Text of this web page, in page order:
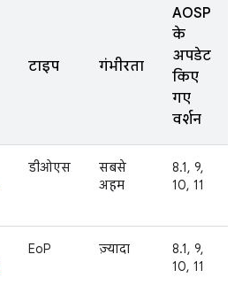
टाइप गंभीरता
AOSP
के
अपडेट
किए
गए
वर्शन
डीओएस
सबसे
अहम
8.1, 9,
10, 11
EoP ज़्यादा
8.1, 9,
10, 11